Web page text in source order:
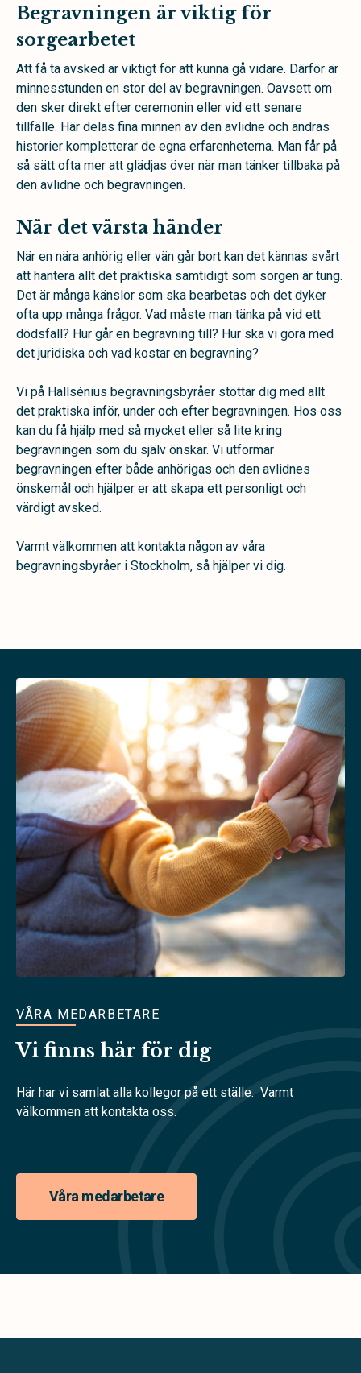
Begravningen är viktig för
sorgearbetet
Att få ta avsked är viktigt för att kunna gå vidare. Därför är
minnesstunden en stor del av begravningen. Oavsett om
den sker direkt efter ceremonin eller vid ett senare
tillfälle. Här delas fina minnen av den avlidne och andras
historier kompletterar de egna erfarenheterna. Man får på
så sätt ofta mer att glädjas över när man tänker tillbaka på
den avlidne och begravningen.
När det värsta händer
När en nära anhörig eller vän går bort kan det kännas svårt
att hantera allt det praktiska samtidigt som sorgen är tung.
Det är många känslor som ska bearbetas och det dyker
ofta upp många frågor. Vad måste man tänka på vid ett
dödsfall? Hur går en begravning till? Hur ska vi göra med
det juridiska och vad kostar en begravning?
Vi på Hallsénius begravningsbyråer stöttar dig med allt
det praktiska inför, under och efter begravningen. Hos oss
kan du få hjälp med så mycket eller så lite kring
begravningen som du själv önskar. Vi utformar
begravningen efter både anhörigas och den avlidnes
önskemål och hjälper er att skapa ett personligt och
värdigt avsked.
Varmt välkommen att kontakta någon av våra
begravningsbyråer i Stockholm, så hjälper vi dig.
VÅRA MEDARBETARE
Vi finns här för dig
Här har vi samlat alla kollegor på ett ställe. Varmt
välkommen att kontakta oss.
Våra medarbetare